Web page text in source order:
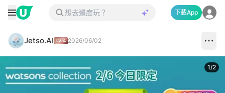
下載App
Jetso.AI 2026/06/02
1/2